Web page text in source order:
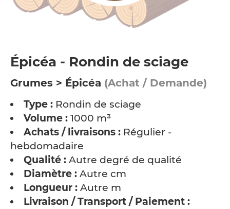
Épicéa - Rondin de sciage
Grumes > Épicéa (Achat / Demande)
Type : Rondin de sciage
Volume : 1000 m³
Achats / livraisons : Régulier -
hebdomadaire
Qualité : Autre degré de qualité
Diamètre : Autre cm
Longueur : Autre m
Livraison / Transport / Paiement :